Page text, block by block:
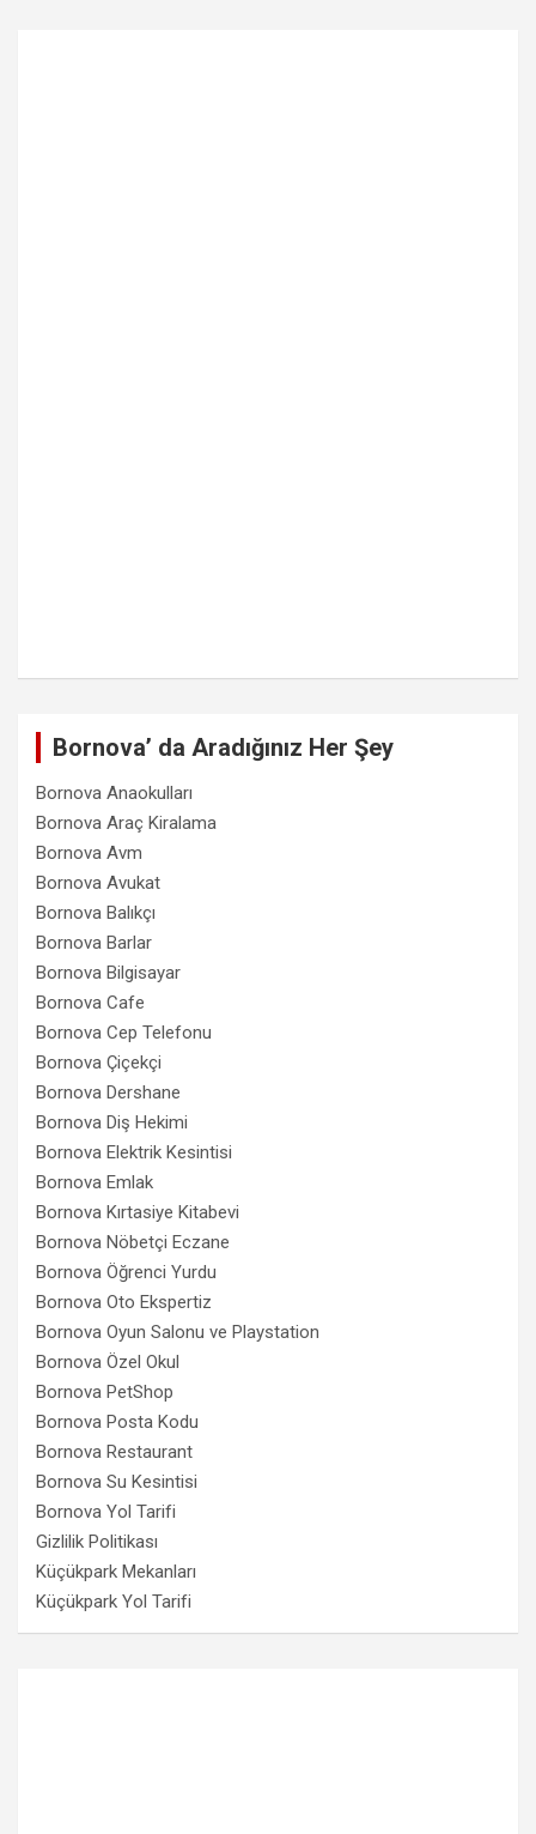
Bornova’ da Aradığınız Her Şey
Bornova Anaokulları
Bornova Araç Kiralama
Bornova Avm
Bornova Avukat
Bornova Balıkçı
Bornova Barlar
Bornova Bilgisayar
Bornova Cafe
Bornova Cep Telefonu
Bornova Çiçekçi
Bornova Dershane
Bornova Diş Hekimi
Bornova Elektrik Kesintisi
Bornova Emlak
Bornova Kırtasiye Kitabevi
Bornova Nöbetçi Eczane
Bornova Öğrenci Yurdu
Bornova Oto Ekspertiz
Bornova Oyun Salonu ve Playstation
Bornova Özel Okul
Bornova PetShop
Bornova Posta Kodu
Bornova Restaurant
Bornova Su Kesintisi
Bornova Yol Tarifi
Gizlilik Politikası
Küçükpark Mekanları
Küçükpark Yol Tarifi